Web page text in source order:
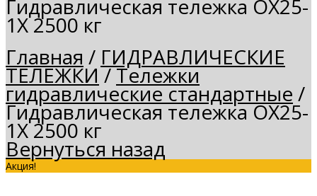
Гидравлическая тележка OX25-
1X 2500 кг
Главная / ГИДРАВЛИЧЕСКИЕ
ТЕЛЕЖКИ /Тележки
гидравлические стандартные /
Гидравлическая тележка OX25-
1X 2500 кг
Вернуться назад
Акция!